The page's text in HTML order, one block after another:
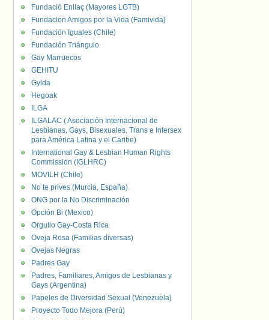
Fundació Enllaç (Mayores LGTB)
Fundacion Amigos por la Vida (Famivida)
Fundación Iguales (Chile)
Fundación Triángulo
Gay Marruecos
GEHITU
Gylda
Hegoak
ILGA
ILGALAC ( Asociación Internacional de
Lesbianas, Gays, Bisexuales, Trans e Intersex
para América Latina y el Caribe)
International Gay & Lesbian Human Rights
Commission (IGLHRC)
MOVILH (Chile)
No te prives (Murcia, España)
ONG por la No Discriminación
Opción Bi (Mexico)
Orgullo Gay-Costa Rica
Oveja Rosa (Familias diversas)
Ovejas Negras
Padres Gay
Padres, Familiares, Amigos de Lesbianas y
Gays (Argentina)
Papeles de Diversidad Sexual (Venezuela)
Proyecto Todo Mejora (Perú)